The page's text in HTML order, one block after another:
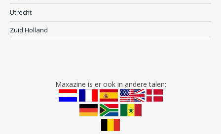
Utrecht
Zuid Holland
Maxazine is er ook in andere talen: